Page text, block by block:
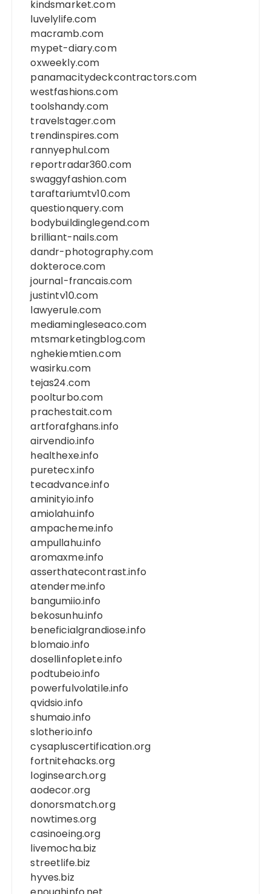
kindsmarket.com
luvelylife.com
macramb.com
mypet-diary.com
oxweekly.com
panamacitydeckcontractors.com
westfashions.com
toolshandy.com
travelstager.com
trendinspires.com
rannyephul.com
reportradar360.com
swaggyfashion.com
taraftariumtv10.com
questionquery.com
bodybuildinglegend.com
brilliant-nails.com
dandr-photography.com
dokteroce.com
journal-francais.com
justintv10.com
lawyerule.com
mediamingleseaco.com
mtsmarketingblog.com
nghekiemtien.com
wasirku.com
tejas24.com
poolturbo.com
prachestait.com
artforafghans.info
airvendio.info
healthexe.info
puretecx.info
tecadvance.info
aminityio.info
amiolahu.info
ampacheme.info
ampullahu.info
aromaxme.info
asserthatecontrast.info
atenderme.info
bangumiio.info
bekosunhu.info
beneficialgrandiose.info
blomaio.info
dosellinfoplete.info
podtubeio.info
powerfulvolatile.info
qvidsio.info
shumaio.info
slotherio.info
cysapluscertification.org
fortnitehacks.org
loginsearch.org
aodecor.org
donorsmatch.org
nowtimes.org
casinoeing.org
livemocha.biz
streetlife.biz
hyves.biz